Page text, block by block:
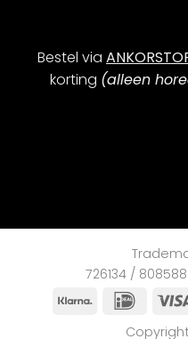
Bestel via
korting (alleen
726134 /
Klarna
iDEAL